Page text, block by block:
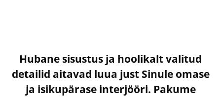
Hubane sisustus ja hoolikalt valitud
detailid aitavad luua just Sinule omase
ja isikupärase interjööri. Pakume